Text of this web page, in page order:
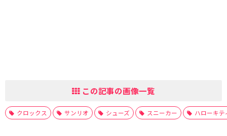
この記事の画像一覧
クロックス サンリオ シューズ スニーカー ハローキテ